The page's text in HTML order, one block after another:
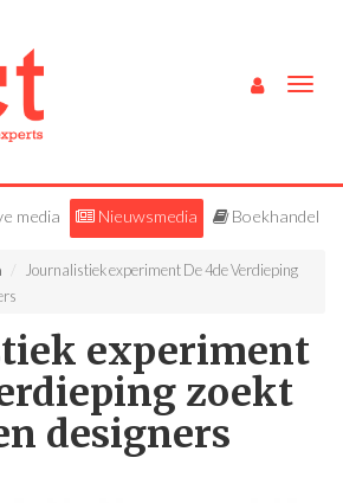
media Nieuwsmedia Boekhandel
Journalistiek experiment De 4de Verdieping
experiment
zoekt
designers